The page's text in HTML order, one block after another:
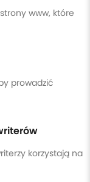
www, które
prowadzić
korzystają na